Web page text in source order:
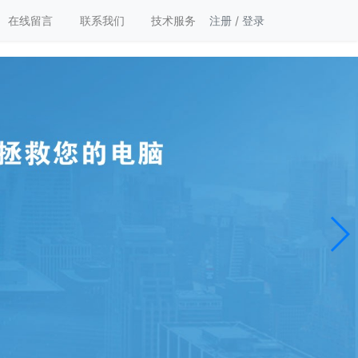
在线留言 联系我们 技术服务 注册 / 登录